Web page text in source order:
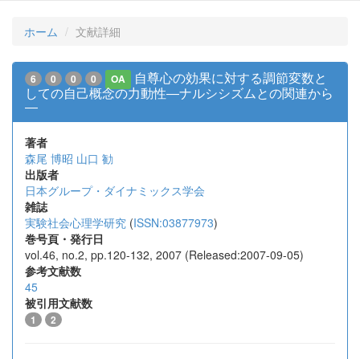
ホーム 文献詳細
6 0 0 0 OA
自尊心の効果に対する調節変数と
しての自己概念の力動性―ナルシシズムとの関連から
―
著者
森尾 博昭 山口 勧
出版者
日本グループ・ダイナミックス学会
雑誌
実験社会心理学研究 (ISSN:03877973)
巻号頁・発行日
vol.46, no.2, pp.120-132, 2007 (Released:2007-09-05)
参考文献数
45
被引用文献数
1 2